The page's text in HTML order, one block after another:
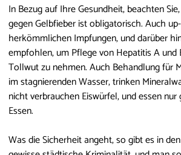
In Bezug auf Ihre Gesundheit, beachten
gegen Gelbfieber ist obligatorisch. Auch
herkömmlichen Impfungen, und darüber
empfohlen, um Pflege von Hepatitis A und
Tollwut zu nehmen. Auch Behandlung für
im stagnierenden Wasser, trinken
nicht verbrauchen Eiswürfel, und essen
Essen.
Was die Sicherheit angeht, so gibt es in